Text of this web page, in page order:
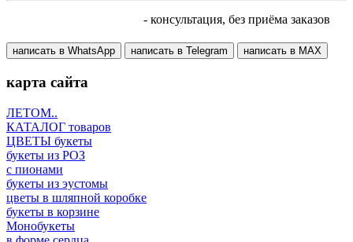
- консультация, без приёма заказов
написать в WhatsApp написать в Telegram написать в МАХ
карта сайта
ЛЕТОМ..
КАТАЛОГ товаров
ЦВЕТЫ букеты
букеты из РОЗ
с пионами
букеты из эустомы
цветы в шляпной коробке
букеты в корзине
Монобукеты